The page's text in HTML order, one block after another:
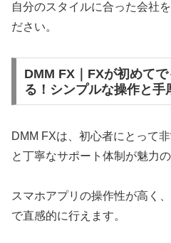
自分のスタイルに合った会社
ださい。
DMM FX｜FXが初めて
る！シンプルな操作と手
DMM FXは、初心者にとって
と丁寧なサポート体制が魅力の
スマホアプリの操作性が高く
で直感的に行えます。